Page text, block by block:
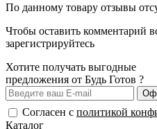
По данному товару отзывы
Чтобы оставить комментарий
зарегистрируйтесь
Хотите получать выгодные
предложения от Будь Готов ?
Согласен с политикой
Каталог